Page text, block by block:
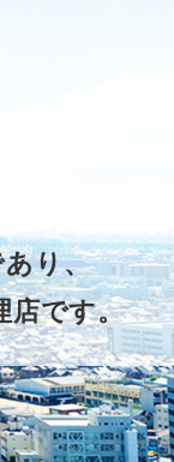
あり、
店です。